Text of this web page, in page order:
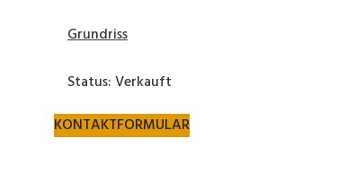
Grundriss
Status: Verkauft
KONTAKTFORMULAR